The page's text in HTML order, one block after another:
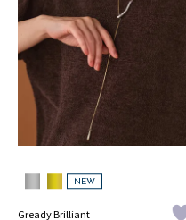
NEW
Gready Brilliant